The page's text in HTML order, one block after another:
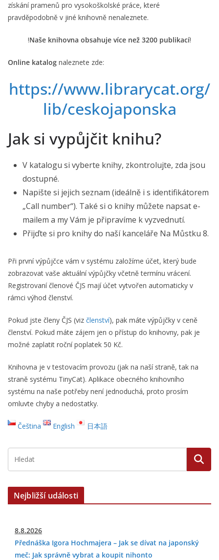
získání pramenů pro vysokoškolské práce, které
pravděpodobně v jiné knihovně nenaleznete.
!Naše knihovna obsahuje více než 3200 publikací!
Online katalog naleznete zde:
https://www.librarycat.org/
lib/ceskojaponska
Jak si vypůjčit knihu?
V katalogu si vyberte knihy, zkontrolujte, zda jsou
dostupné.
Napište si jejich seznam (ideálně i s identifikátorem
„Call number“). Také si o knihy můžete napsat e-
mailem a my Vám je připravíme k vyzvednutí.
Přijďte si pro knihy do naší kanceláře Na Můstku 8.
Při první výpůjčce vám v systému založíme účet, který bude
zobrazovat vaše aktuální výpůjčky včetně termínu vrácení.
Registrovaní členové ČJS mají účet vytvořen automaticky v
rámci výhod členství.
Pokud jste členy ČJS (viz členství), pak máte výpůjčky v ceně
členství. Pokud máte zájem jen o přístup do knihovny, pak je
možné zaplatit roční poplatek 50 Kč.
Knihovna je v testovacím provozu (jak na naší straně, tak na
straně systému TinyCat). Aplikace obecného knihovního
systému na naše potřeby není jednoduchá, proto prosím
omluvte chyby a nedostatky.
Čeština English 日本語
Nejbližší události
8.8.2026
Přednáška Igora Hochmajera – Jak se dívat na japonský
meč: Jak správně vybrat a koupit nihonto